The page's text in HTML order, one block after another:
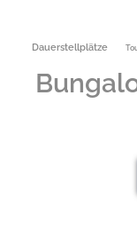
Campingplatz "Paulfeld"
99887 Georgenthal
Ansprechpartner: Daniela
Dauerstellplätze